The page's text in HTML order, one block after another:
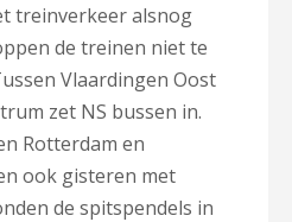
treinverkeer alsnog
de treinen niet te
Vlaardingen Oost
zet NS bussen in.
Rotterdam en
ook gisteren met
de spitspendels in